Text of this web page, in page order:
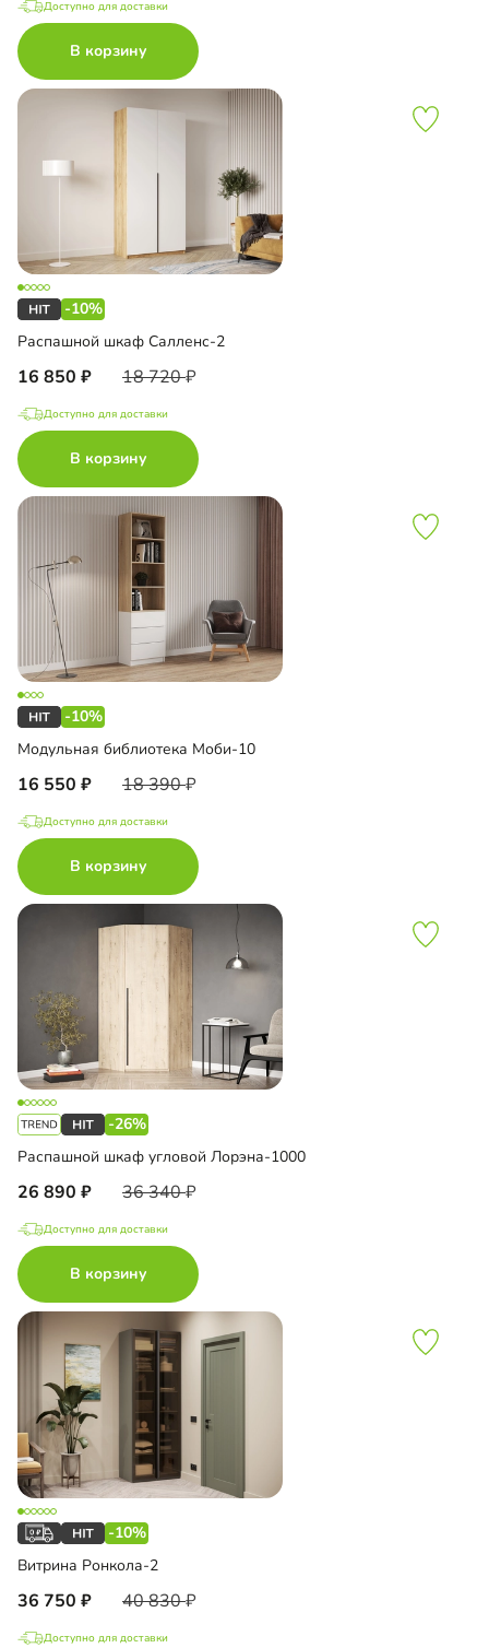
Доступно для доставки
В корзину
-10%
Распашной шкаф Салленс-2
16 850 18 720
Доступно для доставки
В корзину
-10%
Модульная библиотека Моби-10
16 550 18 390
Доступно для доставки
В корзину
-26%
Распашной шкаф угловой Лорэна-1000
26 890 36 340
Доступно для доставки
В корзину
-10%
Витрина Ронкола-2
36 750 40 830
Доступно для доставки